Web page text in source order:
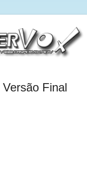
Final